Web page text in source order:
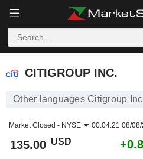
CITIGROUP INC.
CITIGROUP INC.
Other languages Citigroup
Market Closed - NYSE 00:04:21 08/
135.00 USD